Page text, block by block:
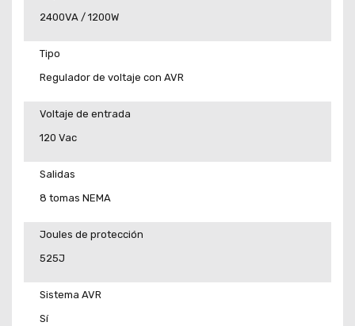
2400VA / 1200W
Tipo
Regulador de voltaje con AVR
Voltaje de entrada
120 Vac
Salidas
8 tomas NEMA
Joules de protección
525J
Sistema AVR
Sí